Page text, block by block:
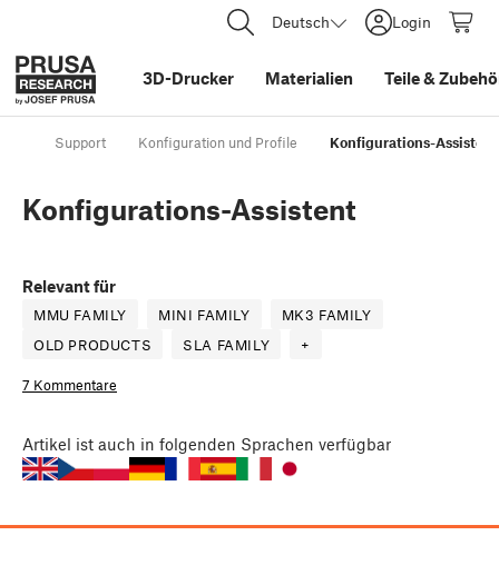
Deutsch Login
3D-Drucker Materialien Teile&
Support Konfiguration und Profile Konfigurations-Assistent
Konfigurations-Assistent
Relevant für
MMU FAMILY MINI FAMILY
MK3 FAMILY
OLD PRODUCTS
SLA FAMILY +
7 Kommentare
Artikel ist auch in folgenden Sprachen verfügbar